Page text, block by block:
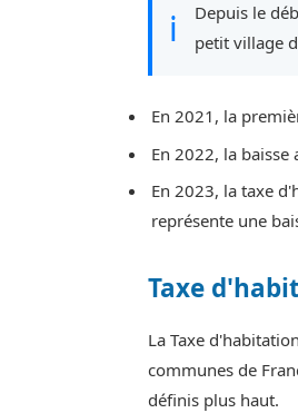
ℹ
Depuis le
petit village
En 2021, la
En 2022, la
En 2023, la taxe
représente une
Taxe
La Taxe
communes de
définis plus haut.